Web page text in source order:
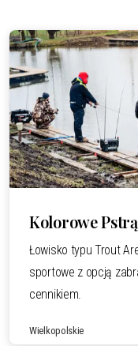
Kolorowe
Łowisko typu Trout
sportowe z opcją
cennikiem.
Wielkopolskie